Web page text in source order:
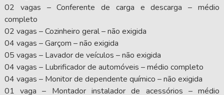
02 vagas – Conferente de carga e descarga – médio
completo
02 vagas – Cozinheiro geral – não exigida
04 vagas – Garçom – não exigida
05 vagas – Lavador de veículos – não exigida
04 vagas – Lubrificador de automóveis – médio completo
04 vagas – Monitor de dependente químico – não exigida
01 vaga – Montador instalador de acessórios – médio